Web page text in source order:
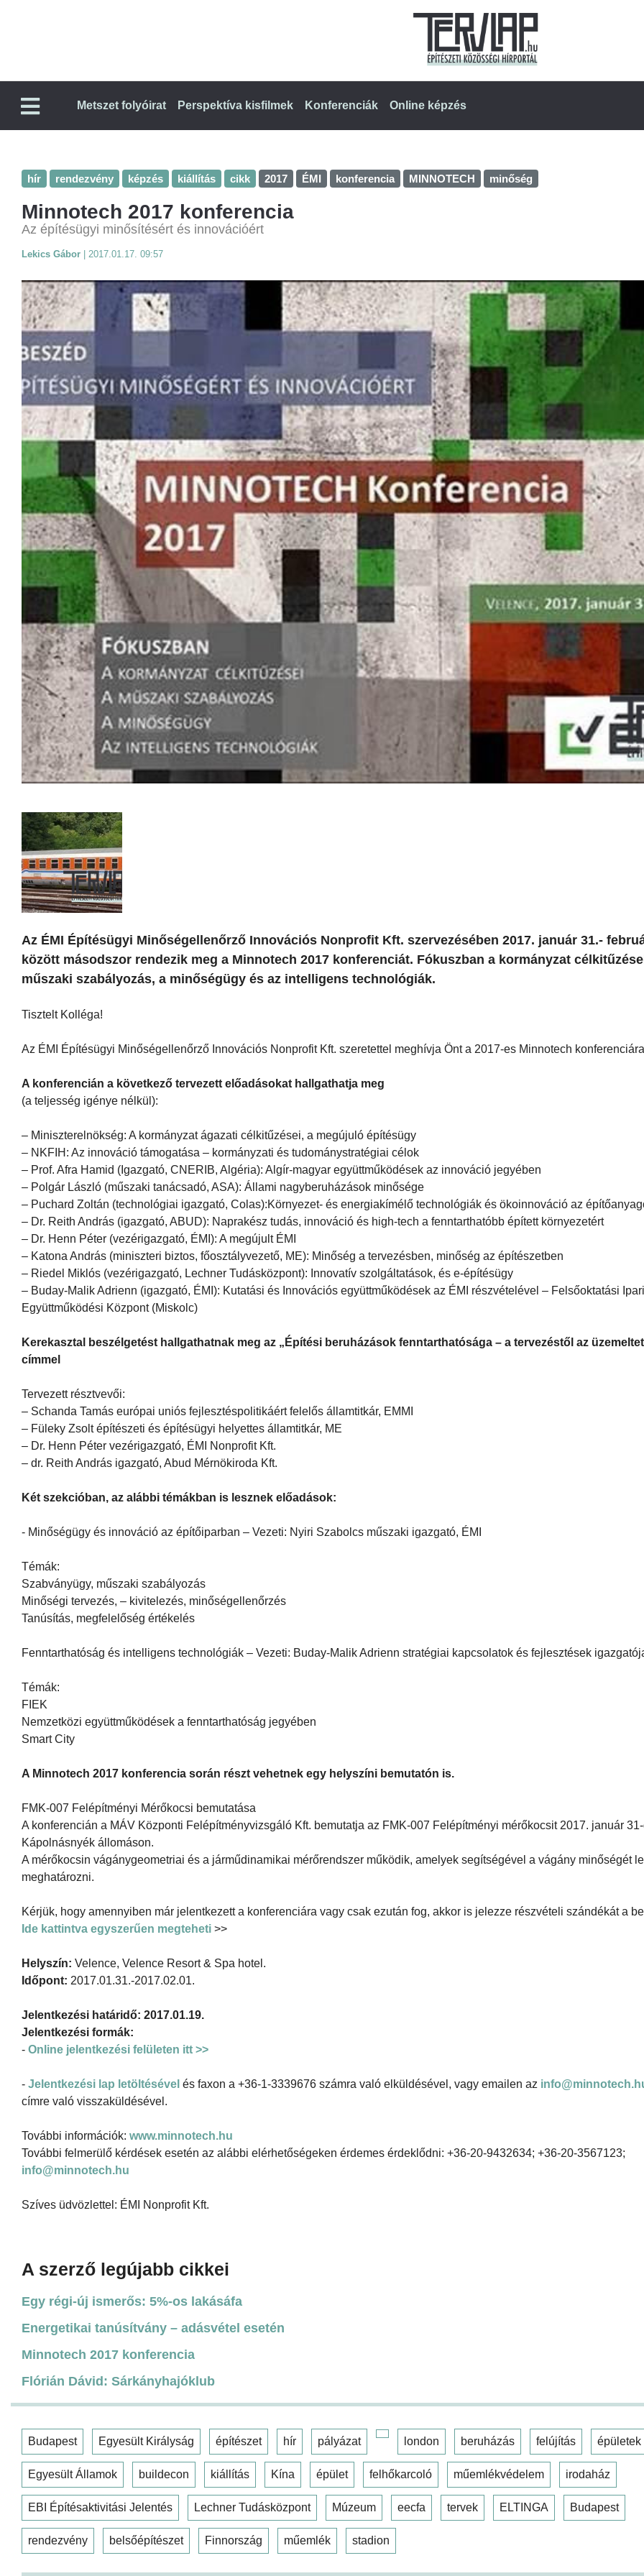
Metszet folyóirat Perspektíva kisfilmek Konferenciák Online képzés
hír rendezvény képzés kiállítás cikk 2017 ÉMI konferencia MINNOTECH minőség
Minnotech 2017 konferencia
Az építésügyi minősítésért és innovációért
Lekics Gábor 2017.01.17. 09:57
Az ÉMI Építésügyi Minőségellenőrző Innovációs Nonprofit Kft. szervezésében 2017. január 31.-
között másodszor rendezik meg a Minnotech 2017 konferenciát. Fókuszban a kormányzat
műszaki szabályozás, a minőségügy és az intelligens technológiák.
Tisztelt Kolléga!
Az ÉMI Építésügyi Minőségellenőrző Innovációs Nonprofit Kft. szeretettel meghívja Önt a 2017-es Minnotech
A konferencián a következő tervezett előadásokat hallgathatja meg
(a teljesség igénye nélkül):
– Miniszterelnökség: A kormányzat ágazati célkitűzései, a megújuló építésügy
– NKFIH: Az innováció támogatása – kormányzati és tudománystratégiai célok
– Prof. Afra Hamid (Igazgató, CNERIB, Algéria): Algír-magyar együttműködések az innováció jegyében
– Polgár László (műszaki tanácsadó, ASA): Állami nagyberuházások minősége
– Puchard Zoltán (technológiai igazgató, Colas):Környezet- és energiakímélő technológiák és ökoinnováció az
– Dr. Reith András (igazgató, ABUD): Naprakész tudás, innováció és high-tech a fenntarthatóbb épített környezetért
– Dr. Henn Péter (vezérigazgató, ÉMI): A megújult ÉMI
– Katona András (miniszteri biztos, főosztályvezető, ME): Minőség a tervezésben, minőség az építészetben
– Riedel Miklós (vezérigazgató, Lechner Tudásközpont): Innovatív szolgáltatások, és e-építésügy
– Buday-Malik Adrienn (igazgató, ÉMI): Kutatási és Innovációs együttműködések az ÉMI részvételével – Felsőoktatási Ipari
Együttműködési Központ (Miskolc)
Kerekasztal beszélgetést hallgathatnak meg az „Építési beruházások fenntarthatósága – a tervezéstől az
címmel
Tervezett résztvevői:
– Schanda Tamás európai uniós fejlesztéspolitikáért felelős államtitkár, EMMI
– Füleky Zsolt építészeti és építésügyi helyettes államtitkár, ME
– Dr. Henn Péter vezérigazgató, ÉMI Nonprofit Kft.
– dr. Reith András igazgató, Abud Mérnökiroda Kft.
Két szekcióban, az alábbi témákban is lesznek előadások:
- Minőségügy és innováció az építőiparban – Vezeti: Nyiri Szabolcs műszaki igazgató, ÉMI
Témák:
Szabványügy, műszaki szabályozás
Minőségi tervezés, – kivitelezés, minőségellenőrzés
Tanúsítás, megfelelőség értékelés
Fenntarthatóság és intelligens technológiák – Vezeti: Buday-Malik Adrienn stratégiai kapcsolatok és fejlesztések
Témák:
FIEK
Nemzetközi együttműködések a fenntarthatóság jegyében
Smart City
A Minnotech 2017 konferencia során részt vehetnek egy helyszíni bemutatón is.
FMK-007 Felépítményi Mérőkocsi bemutatása
A konferencián a MÁV Központi Felépítményvizsgáló Kft. bemutatja az FMK-007 Felépítményi mérőkocsit 2017. január
Kápolnásnyék állomáson.
A mérőkocsin vágánygeometriai és a járműdinamikai mérőrendszer működik, amelyek segítségével a vágány minőségét
meghatározni.
Kérjük, hogy amennyiben már jelentkezett a konferenciára vagy csak ezután fog, akkor is jelezze részvételi szándékát a
Ide kattintva egyszerűen megteheti >>
Helyszín: Velence, Velence Resort & Spa hotel.
Időpont: 2017.01.31.-2017.02.01.
Jelentkezési határidő: 2017.01.19.
Jelentkezési formák:
- Online jelentkezési felületen itt >>
- Jelentkezési lap letöltésével és faxon a +36-1-3339676 számra való elküldésével, vagy emailen az
címre való visszaküldésével.
További információk: www.minnotech.hu
További felmerülő kérdések esetén az alábbi elérhetőségeken érdemes érdeklődni: +36-20-9432634; +36-20-3567123;
info@minnotech.hu
Szíves üdvözlettel: ÉMI Nonprofit Kft.
A szerző legújabb cikkei
Egy régi-új ismerős: 5%-os lakásáfa
Energetikai tanúsítvány – adásvétel esetén
Minnotech 2017 konferencia
Flórián Dávid: Sárkányhajóklub
Budapest Egyesült Királyság építészet hír pályázat london beruházás felújítás épületek
Egyesült Államok buildecon kiállítás Kína épület felhőkarcoló műemlékvédelem irodaház
EBI Építésaktivitási Jelentés Lechner Tudásközpont Múzeum eecfa tervek ELTINGA Budapest
rendezvény belsőépítészet Finnország műemlék stadion